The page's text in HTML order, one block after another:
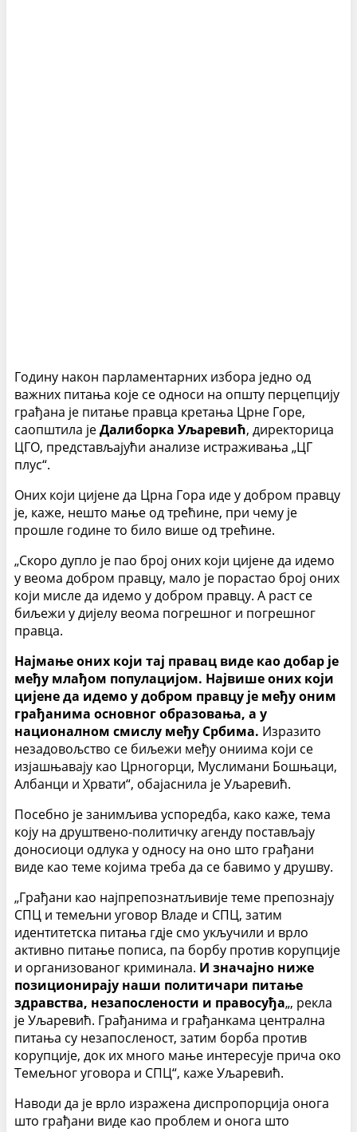
Годину након парламентарних избора једно од
важних питања које се односи на општу перцепцију
грађана је питање правца кретања Црне Горе,
саопштила јеДалиборка Уљаревић, директорица
ЦГО, представљајући анализе истраживања „ЦГ
плус“.
Оних који цијене да Црна Гора иде у добром правцу
је, каже, нешто мање од трећине, при чему је
прошле године то било више од трећине.
„Скоро дупло је пао број оних који цијене да идемо
у веома добром правцу, мало је порастао број оних
који мисле да идемо у добром правцу. А раст се
биљежи у дијелу веома погрешног и погрешног
правца.
Најмање оних који тај правац виде као добар је
међу млађом популацијом. Највише оних који
цијене да идемо у добром правцу је међу оним
грађанима основног образовања, а у
националном смислу међу Србима. Изразито
незадовољство се биљежи међу ониима који се
изјашњавају као Црногорци, Муслимани Бошњаци,
Албанци и Хрвати“, обајаснила је Уљаревић.
Посебно је занимљива успоредба, како каже, тема
коју на друштвено-политичку агенду постављају
доносиоци одлука у односу на оно што грађани
виде као теме којима треба да се бавимо у друшву.
„Грађани као најпрепознатљивије теме препознају
СПЦ и темељни уговор Владе и СПЦ, затим
идентитетска питања гдје смо укључили и врло
активно питање пописа, па борбу против корупције
и организованог криминала. И значајно ниже
позиционирају наши политичари питање
здравства, незапослености и правосуђа„, рекла
је Уљаревић. Грађанима и грађанкама централна
питања су незапосленост, затим борба против
корупције, док их много мање интересује прича око
Темељног уговора и СПЦ“, каже Уљаревић.
Наводи да је врло изражена диспропорција онога
што грађани виде као проблем и онога што